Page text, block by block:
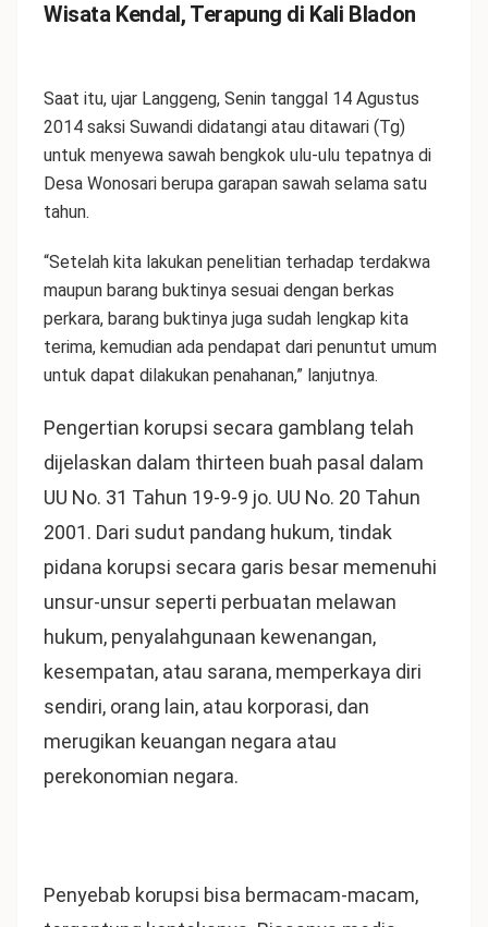
Wisata Kendal, Terapung di Kali Bladon
Saat itu, ujar Langgeng, Senin tanggal 14 Agustus
2014 saksi Suwandi didatangi atau ditawari (Tg)
untuk menyewa sawah bengkok ulu-ulu tepatnya di
Desa Wonosari berupa garapan sawah selama satu
tahun.
“Setelah kita lakukan penelitian terhadap terdakwa
maupun barang buktinya sesuai dengan berkas
perkara, barang buktinya juga sudah lengkap kita
terima, kemudian ada pendapat dari penuntut umum
untuk dapat dilakukan penahanan,” lanjutnya.
Pengertian korupsi secara gamblang telah
dijelaskan dalam thirteen buah pasal dalam
UU No. 31 Tahun 19-9-9 jo. UU No. 20 Tahun
2001. Dari sudut pandang hukum, tindak
pidana korupsi secara garis besar memenuhi
unsur-unsur seperti perbuatan melawan
hukum, penyalahgunaan kewenangan,
kesempatan, atau sarana, memperkaya diri
sendiri, orang lain, atau korporasi, dan
merugikan keuangan negara atau
perekonomian negara.
Penyebab korupsi bisa bermacam-macam,